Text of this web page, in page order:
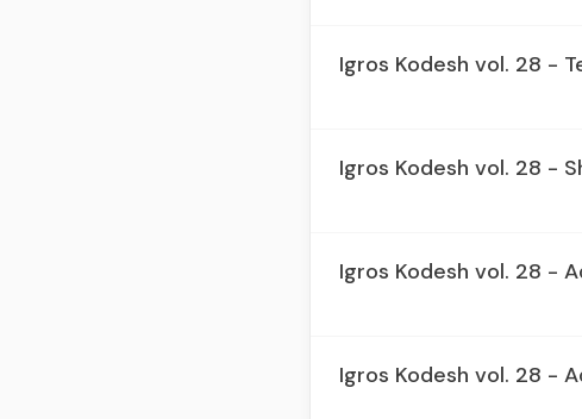
Igros Kodesh vol. 28 -
Igros Kodesh vol. 28 -
Igros Kodesh vol. 28 -
Igros Kodesh vol. 28 -